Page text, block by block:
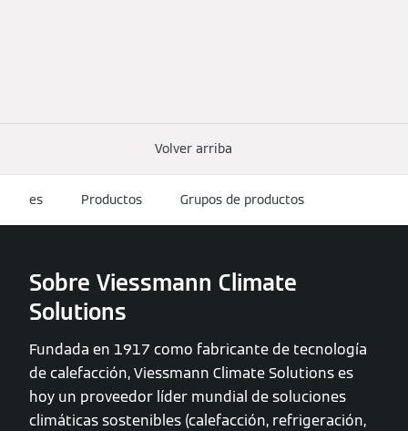
Volver arriba
es Productos Grupos de productos
Sobre Viessmann Climate
Solutions
Fundada en 1917 como fabricante de tecnología
de calefacción, Viessmann Climate Solutions es
hoy un proveedor líder mundial de soluciones
climáticas sostenibles (calefacción, refrigeración,